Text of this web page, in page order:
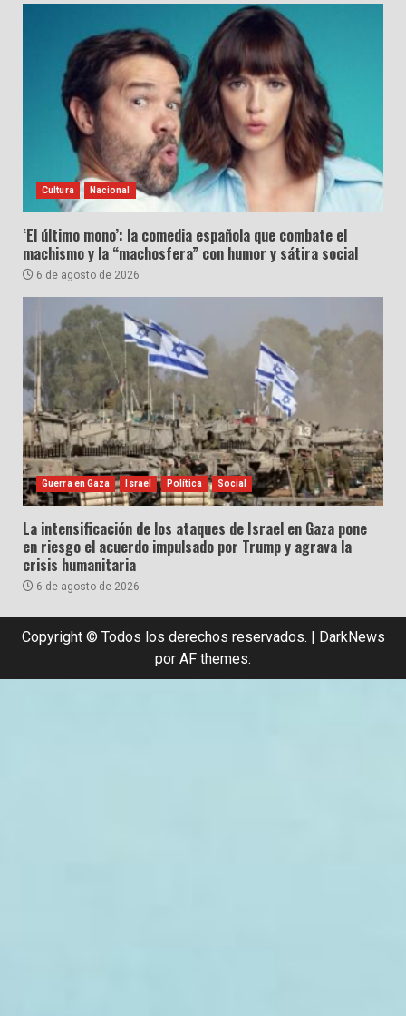
Cultura Nacional
‘El último mono’: la comedia española que combate el
machismo y la “machosfera” con humor y sátira social
6 de agosto de 2026
Guerra en Gaza Israel Política Social
La intensificación de los ataques de Israel en Gaza pone
en riesgo el acuerdo impulsado por Trump y agrava la
crisis humanitaria
6 de agosto de 2026
Copyright © Todos los derechos reservados. | DarkNews
por AF themes.